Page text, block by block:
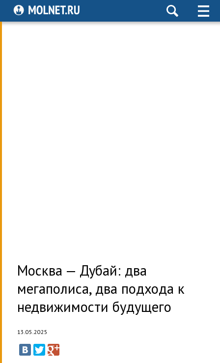
Москва — Дубай: два
мегаполиса, два подхода к
недвижимости будущего
13.05.2025